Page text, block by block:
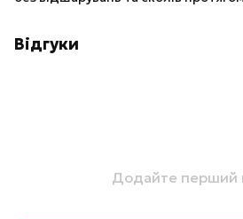
Відгуки
Додайте перший